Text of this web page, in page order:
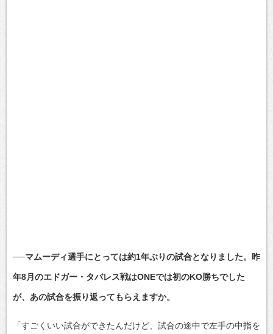
──マムーディ選手にとっては約1年ぶりの試合となりました。昨
年8月のエドガー・タバレス戦はONEでは初のKO勝ちでした
が、あの試合を振り返ってもらえますか。
「すごくいい試合ができたんだけど、試合の途中で左手の中指を